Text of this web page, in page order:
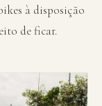
à disposição
de ficar.